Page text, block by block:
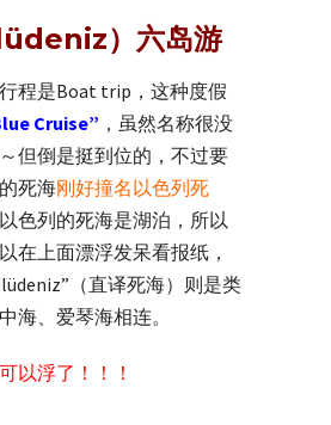
）六岛游
程是Boat trip，这种度假
Cruise” ，虽然名称很没
但倒是挺到位的，不过要
死海刚好撞名以色列死
色列的死海是湖泊，所以
在上面漂浮发呆看报纸，
（直译死海）则是类
海、爱琴海相连。
以浮了！！！